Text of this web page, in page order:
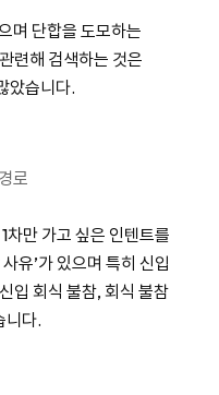
며 단합을 도모하는
련해 검색하는 것은
았습니다.
로
차만 가고 싶은 인텐트를
유’가 있으며 특히 신입
입 회식 불참, 회식 불참
니다.